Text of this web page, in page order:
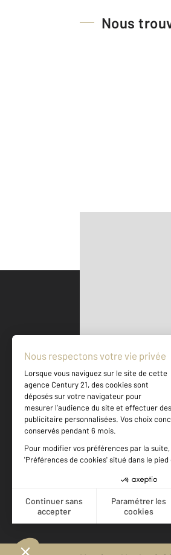
Nous
500 m
Votre agence
Achat